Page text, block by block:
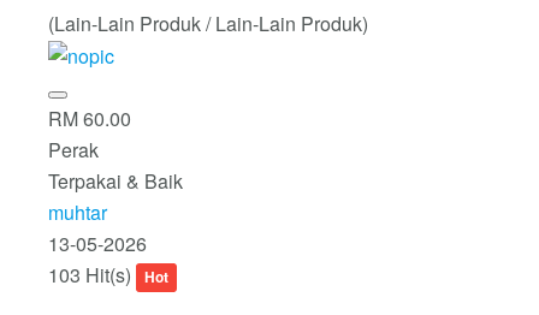
(Lain-Lain Produk / Lain-Lain Produk)
RM 60.00
Perak
Terpakai & Baik
muhtar
13-05-2026
103 Hit(s)
Hot